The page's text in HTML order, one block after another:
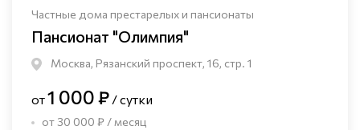
Частные дома престарелых и пансионаты
Пансионат "Олимпия"
Москва, Рязанский проспект, 16, стр. 1
от1 000 ₽ / сутки
от 30 000 ₽ / месяц